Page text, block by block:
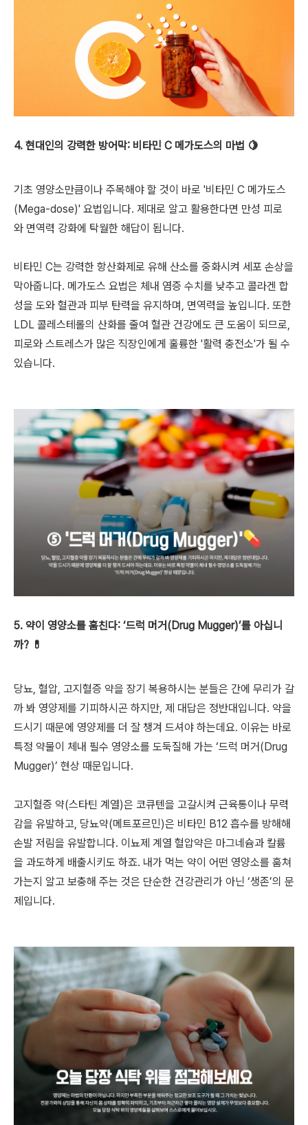
4. 현대인의 강력한 방어막: 비타민 C 메가도스의 마법 🍋
기초 영양소만큼이나 주목해야 할 것이 바로 '비타민 C 메가도스
(Mega-dose)' 요법입니다. 제대로 알고 활용한다면 만성 피로
와 면역력 강화에 탁월한 해답이 됩니다.
비타민 C는 강력한 항산화제로 유해 산소를 중화시켜 세포 손상을
막아줍니다. 메가도스 요법은 체내 염증 수치를 낮추고 콜라겐 합
성을 도와 혈관과 피부 탄력을 유지하며, 면역력을 높입니다. 또한
LDL 콜레스테롤의 산화를 줄여 혈관 건강에도 큰 도움이 되므로,
피로와 스트레스가 많은 직장인에게 훌륭한 '활력 충전소'가 될 수
있습니다.
5. 약이 영양소를 훔친다: ‘드럭 머거(Drug Mugger)’를 아십니
까? 💊
당뇨, 혈압, 고지혈증 약을 장기 복용하시는 분들은 간에 무리가 갈
까 봐 영양제를 기피하시곤 하지만, 제 대답은 정반대입니다. 약을
드시기 때문에 영양제를 더 잘 챙겨 드셔야 하는데요. 이유는 바로
특정 약물이 체내 필수 영양소를 도둑질해 가는 ‘드럭 머거(Drug
Mugger)’ 현상 때문입니다.
고지혈증 약(스타틴 계열)은 코큐텐을 고갈시켜 근육통이나 무력
감을 유발하고, 당뇨약(메트포르민)은 비타민 B12 흡수를 방해해
손발 저림을 유발합니다. 이뇨제 계열 혈압약은 마그네슘과 칼륨
을 과도하게 배출시키도 하죠. 내가 먹는 약이 어떤 영양소를 훔쳐
가는지 알고 보충해 주는 것은 단순한 건강관리가 아닌 ‘생존’의 문
제입니다.